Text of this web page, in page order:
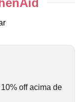
off acima de